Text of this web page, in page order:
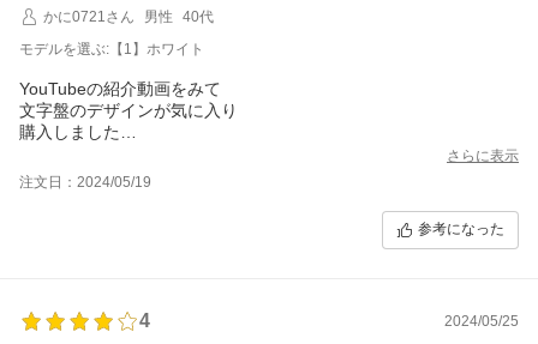
かに0721さん
男性
40代
モデルを選ぶ:【1】ホワイト
YouTubeの紹介動画をみて
文字盤のデザインが気に入り
購入しました
素晴らしい商品で良かったです
さらに表示
注文日：2024/05/19
参考になった
4
2024/05/25